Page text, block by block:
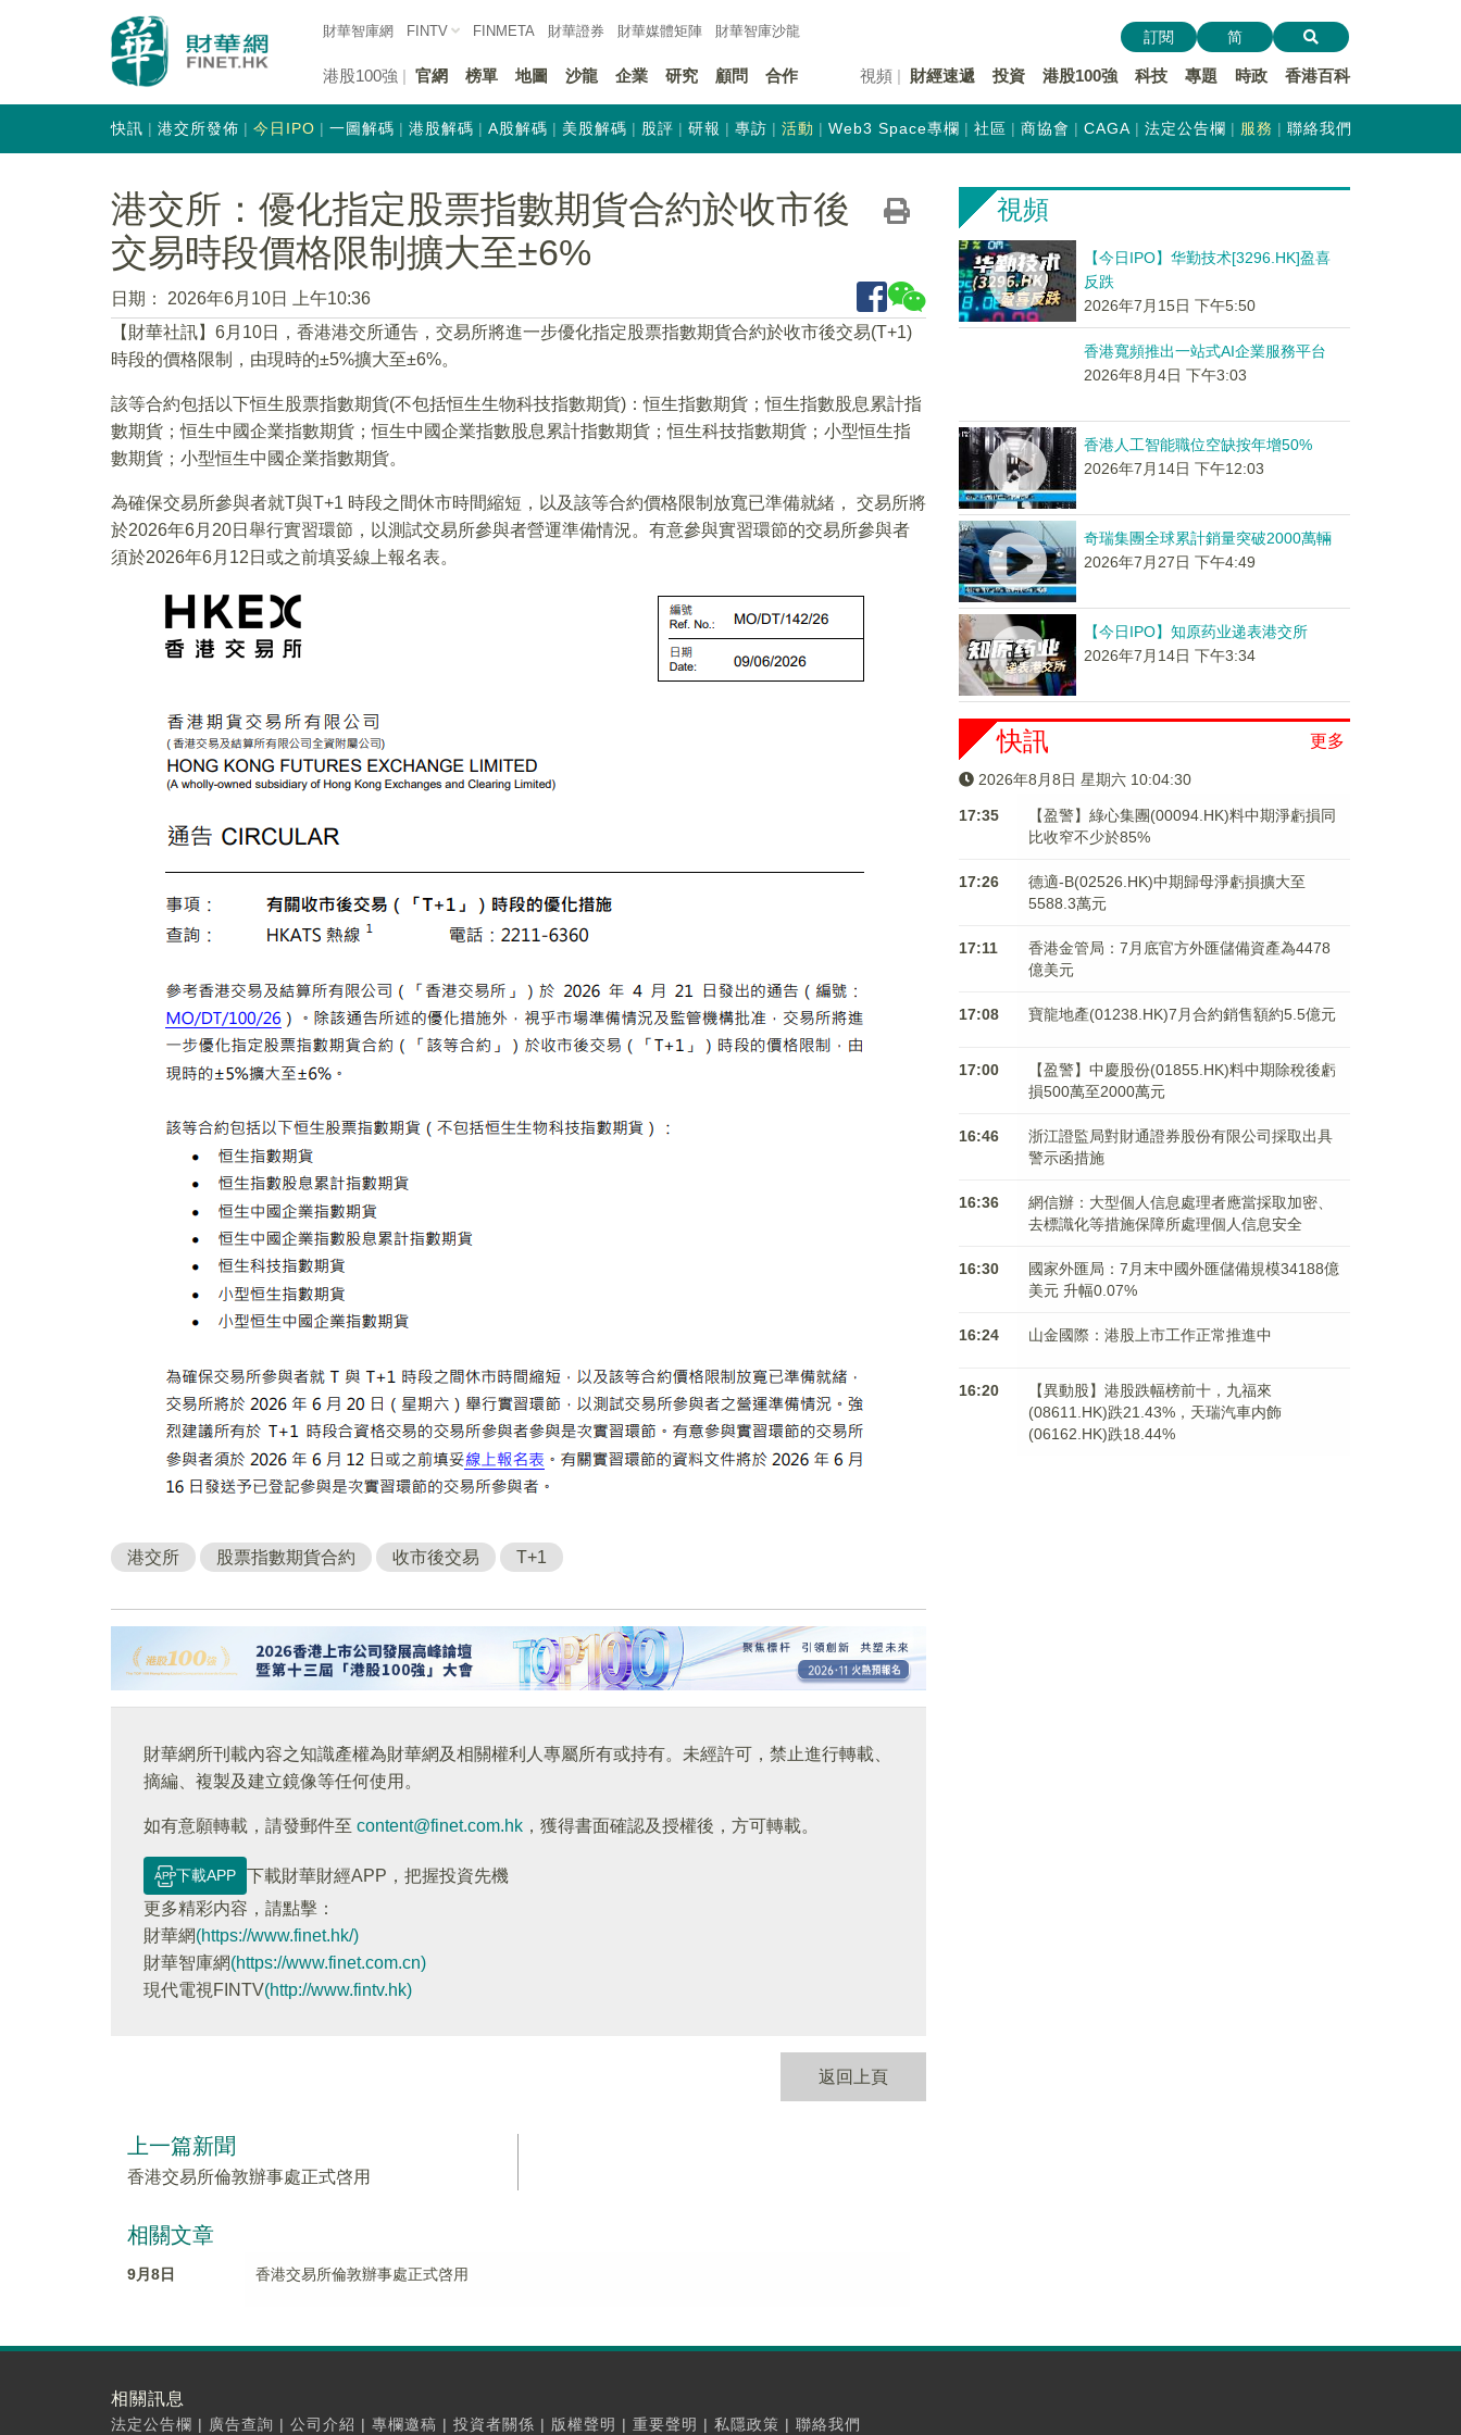
財華智庫網 FINTV FINMETA 財華證券 財華媒體矩陣 財華智庫沙龍
港股100強 官網 榜單 地圖 沙龍 企業 研究 顧問 合作 視頻 財經速遞 投資 港股100強 科技 專題 時政 香港百科
訂閱 简
快訊 港交所發佈 今日IPO 一圖解碼 港股解碼 A股解碼 美股解碼 股評 研報 專訪 活動 Web3 Space專欄 社區 商協會 CAGA 法定公告欄 服務 聯絡我們
港交所：優化指定股票指數期貨合約於收市後
交易時段價格限制擴大至±6%
日期：
2026年6月10日 上午10:36
​【財華社訊】6月10日，香港港交所通告，交易所將進一步優化指定股票指數期貨合約於收市後交易(T+1)
時段的價格限制，由現時的±5%擴大至±6%。
該等合約包括以下恒生股票指數期貨(不包括恒生生物科技指數期貨)：恒生指數期貨；恒生指數股息累計指
數期貨；恒生中國企業指數期貨；恒生中國企業指數股息累計指數期貨；恒生科技指數期貨；小型恒生指
數期貨；小型恒生中國企業指數期貨。
為確保交易所參與者就T與T+1 時段之間休市時間縮短，以及該等合約價格限制放寬已準備就緒， 交易所將
於2026年6月20日舉行實習環節，以測試交易所參與者營運準備情況。有意參與實習環節的交易所參與者
須於2026年6月12日或之前填妥線上報名表。
港交所 股票指數期貨合約 收市後交易 T+1
財華網所刊載內容之知識產權為財華網及相關權利人專屬所有或持有。未經許可，禁止進行轉載、
摘編、複製及建立鏡像等任何使用。
如有意願轉載，請發郵件至 content@finet.com.hk ，獲得書面確認及授權後，方可轉載。
下載APP
下載財華財經APP，把握投資先機
更多精彩内容，請點擊：
財華網(https://www.finet.hk/)
財華智庫網(https://www.finet.com.cn)
現代電視FINTV(http://www.fintv.hk)
返回上頁
上一篇新聞
香港交易所倫敦辦事處正式啓用
相關文章
9月8日 香港交易所倫敦辦事處正式啓用
視頻
【今日IPO】华勤技术[3296.HK]盈喜
反跌
2026年7月15日 下午5:50
香港寬頻推出一站式AI企業服務平台
2026年8月4日 下午3:03
香港人工智能職位空缺按年增50%
2026年7月14日 下午12:03
奇瑞集團全球累計銷量突破2000萬輛
2026年7月27日 下午4:49
【今日IPO】知原药业递表港交所
2026年7月14日 下午3:34
更多
快訊
2026年8月8日 星期六 10:04:31
17:35
【盈警】綠心集團(00094.HK)料中期淨虧損同
比收窄不少於85%
17:26
德適-B(02526.HK)中期歸母淨虧損擴大至
5588.3萬元
17:11
香港金管局：7月底官方外匯儲備資產為4478
億美元
17:08 寶龍地產(01238.HK)7月合約銷售額約5.5億元
17:00
【盈警】中慶股份(01855.HK)料中期除稅後虧
損500萬至2000萬元
16:46
浙江證監局對財通證券股份有限公司採取出具
警示函措施
16:36
網信辦：大型個人信息處理者應當採取加密、
去標識化等措施保障所處理個人信息安全
16:30
國家外匯局：7月末中國外匯儲備規模34188億
美元 升幅0.07%
16:24 山金國際：港股上市工作正常推進中
16:20
【異動股】港股跌幅榜前十，九福來
(08611.HK)跌21.43%，天瑞汽車内飾
(06162.HK)跌18.44%
相關訊息
法定公告欄 | 廣告查詢 | 公司介紹 | 專欄邀稿 | 投資者關係 | 版權聲明 | 重要聲明 | 私隱政策 | 聯絡我們